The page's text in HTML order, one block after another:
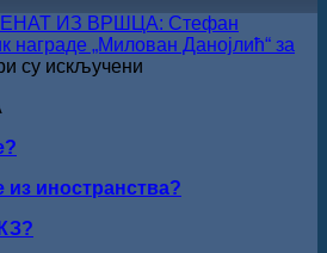
свечано
ИЗ ВРШЦА: Стефан
награде „Милован Данојлић“ за
су искључени
Кирилов
из иностранства?